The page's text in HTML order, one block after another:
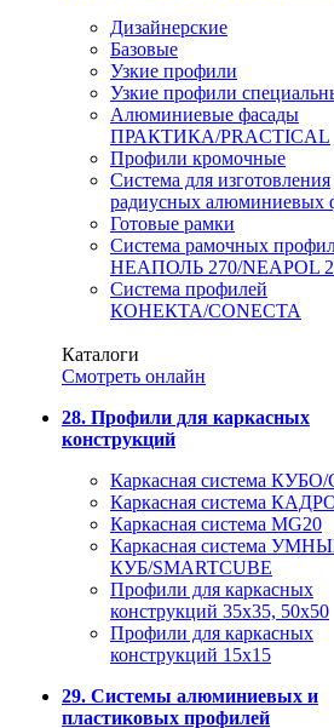
Дизайнерские
Базовые
Узкие профили
Узкие профили
Алюминиевые фасады
ПРАКТИКА/PRACTICAL
Профили кромочные
Система для изготовления
радиусных алюминиевых
Готовые рамки
Система рамочных
НЕАПОЛЬ 270/NEAPOL
Система профилей
КОНЕКТА/CONECTA
Каталоги
Смотреть онлайн
28. Профили для каркасных
конструкций
Каркасная система КУБО/
Каркасная система
Каркасная система MG20
Каркасная система
КУБ/SMARTCUBE
Профили для каркасных
конструкций 35x35, 50x50
Профили для каркасных
конструкций 15х15
29. Системы алюминиевых и
пластиковых профилей